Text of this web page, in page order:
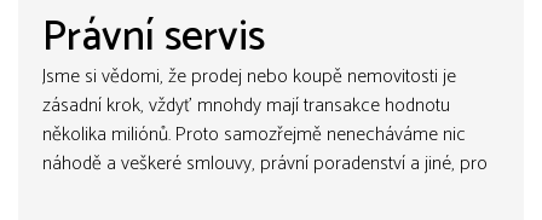
Právní servis
Jsme si vědomi, že prodej nebo koupě nemovitosti je
zásadní krok, vždyť mnohdy mají transakce hodnotu
několika miliónů. Proto samozřejmě nenecháváme nic
náhodě a veškeré smlouvy, právní poradenství a jiné, pro